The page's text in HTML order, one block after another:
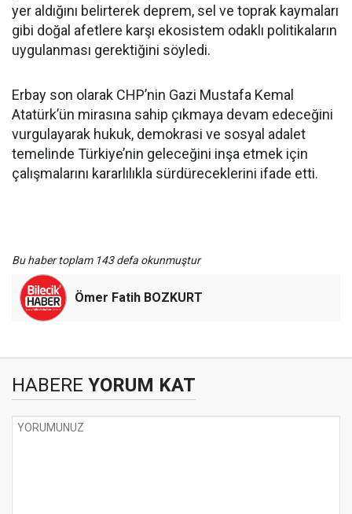
yer aldığını belirterek deprem, sel ve toprak kaymaları
gibi doğal afetlere karşı ekosistem odaklı politikaların
uygulanması gerektiğini söyledi.
Erbay son olarak CHP’nin Gazi Mustafa Kemal
Atatürk’ün mirasına sahip çıkmaya devam edeceğini
vurgulayarak hukuk, demokrasi ve sosyal adalet
temelinde Türkiye’nin geleceğini inşa etmek için
çalışmalarını kararlılıkla sürdüreceklerini ifade etti.
Bu haber toplam 143 defa okunmuştur
Ömer Fatih BOZKURT
HABERE YORUM KAT